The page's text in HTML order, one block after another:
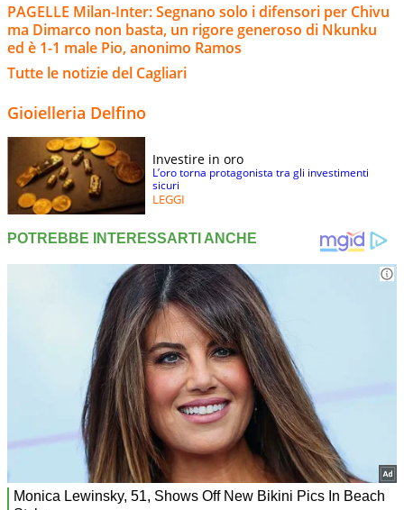
PAGELLE Milan-Inter: Segnano solo i difensori per Chivu
ma Dimarco non basta, un rigore generoso di Nkunku
ed è 1-1 male Pio, anonimo Ramos
Tutte le notizie del Cagliari
Gioielleria Delfino
Investire in oro
L’oro torna protagonista tra gli investimenti
sicuri
LEGGI